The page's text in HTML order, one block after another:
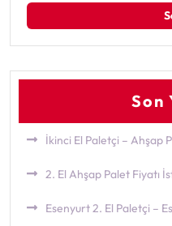
Son
İkinci El Paletçi – Ahşap
2. El Ahşap Palet Fiyatı
Esenyurt 2. El Paletçi –